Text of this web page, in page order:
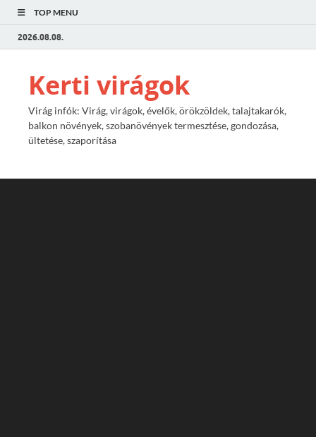
TOP MENU
2026.08.08.
Kerti virágok
Virág infók: Virág, virágok, évelők, örökzöldek, talajtakarók,
balkon növények, szobanövények termesztése, gondozása,
ültetése, szaporítása